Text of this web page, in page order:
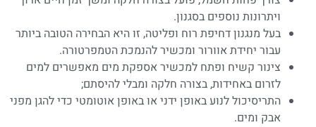
ויתרונות נוספים בסגנון.
בעל מנגנון דחיפת רוח ופליטה, זו היא הבחירה הטובה ביותר
עבור יחידת אוורור ומכשיר להנמכת הטמפרטורה.
צינור קשיח ופתח למכשיר אספקת מים מאפשרים למים
לזרום באחידות, בצורה חלקה ומבלי להיסתם;
התריסיכול לנוע באופן ידני או באופן אוטומטי כדי להגן מפני
אבק ומים.